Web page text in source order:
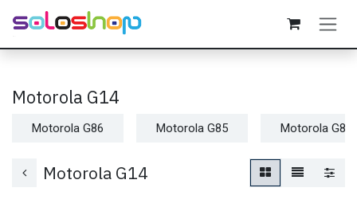
Passa al contenuto
Motorola G14
Motorola G86 Motorola G85 Motorola G84
Motorola G14